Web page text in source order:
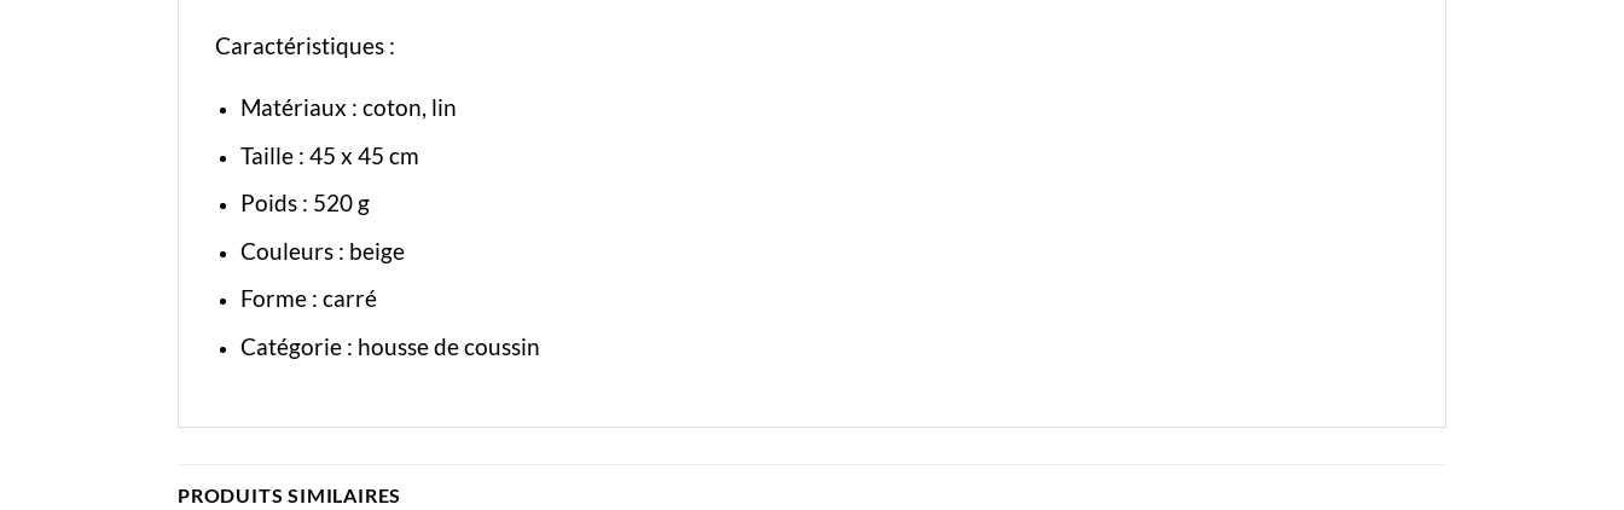
Caractéristiques :
Matériaux : coton, lin
Taille : 45 x 45 cm
Poids : 520 g
Couleurs : beige
Forme : carré
Catégorie : housse de coussin
PRODUITS SIMILAIRES